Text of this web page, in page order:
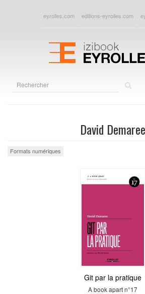
eyrolles.com editions-eyrolles.com
David Demaree
Formats numériques
Git par la pratique
A book apart n°17